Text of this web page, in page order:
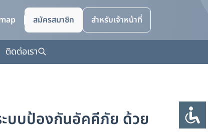
สมัครสมาชิก สำหรับเจ้าหน้าที่
ติดต่อเรา
ะบบป้องกันอัคคีภัย ด้วย